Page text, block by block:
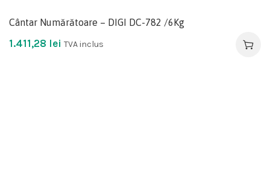
Cântar Numărătoare – DIGI DC-782 /6Kg
1.411,28 lei TVA inclus